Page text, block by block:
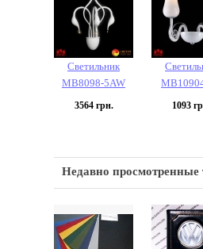
Светильник
MB8098-5AW
3564грн. 1093
Недавно просмотренные